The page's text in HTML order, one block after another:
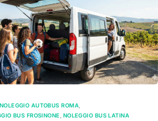
NOLEGGIO AUTOBUS ROMA
BUS FROSINONE NOLEGGIO BUS LATINA